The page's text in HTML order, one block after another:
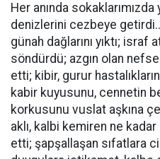
Her anında sokaklarımızda
denizlerini cezbeye
günah dağlarını yıktı; israf
söndürdü; azgın olan
etti; kibir, gurur
kabir kuyusunu, cennetin
korkusunu vuslat aşkına
aklı, kalbi kemiren ne
etti; şapşallaşan sıfatlara